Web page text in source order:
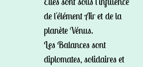
de l'élément Air et de la
planète Vénus.
Les Balances sont
diplomates, solidaires et